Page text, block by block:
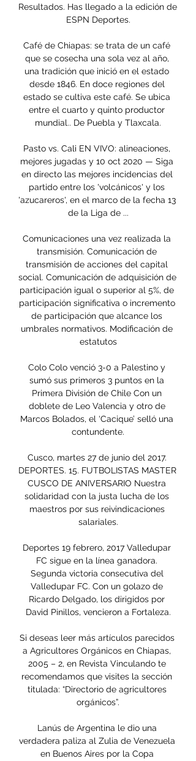
Resultados. Has llegado a la edición de
ESPN Deportes.
Café de Chiapas: se trata de un café
que se cosecha una sola vez al año,
una tradición que inició en el estado
desde 1846. En doce regiones del
estado se cultiva este café. Se ubica
entre el cuarto y quinto productor
mundial.. De Puebla y Tlaxcala.
Pasto vs. Cali EN VIVO: alineaciones,
mejores jugadas y 10 oct 2020 — Siga
en directo las mejores incidencias del
partido entre los 'volcánicos' y los
'azucareros', en el marco de la fecha 13
de la Liga de ...
Comunicaciones una vez realizada la
transmisión. Comunicación de
transmisión de acciones del capital
social. Comunicación de adquisición de
participación igual o superior al 5%, de
participación significativa o incremento
de participación que alcance los
umbrales normativos. Modificación de
estatutos
Colo Colo venció 3-0 a Palestino y
sumó sus primeros 3 puntos en la
Primera División de Chile Con un
doblete de Leo Valencia y otro de
Marcos Bolados, el ‘Cacique’ selló una
contundente.
Cusco, martes 27 de junio del 2017.
DEPORTES. 15. FUTBOLISTAS MASTER
CUSCO DE ANIVERSARIO Nuestra
solidaridad con la justa lucha de los
maestros por sus reivindicaciones
salariales.
Deportes 19 febrero, 2017 Valledupar
FC sigue en la línea ganadora.
Segunda victoria consecutiva del
Valledupar FC. Con un golazo de
Ricardo Delgado, los dirigidos por
David Pinillos, vencieron a Fortaleza.
Si deseas leer más artículos parecidos
a Agricultores Orgánicos en Chiapas,
2005 – 2, en Revista Vinculando te
recomendamos que visites la sección
titulada: “Directorio de agricultores
orgánicos”.
Lanús de Argentina le dio una
verdadera paliza al Zulia de Venezuela
en Buenos Aires por la Copa